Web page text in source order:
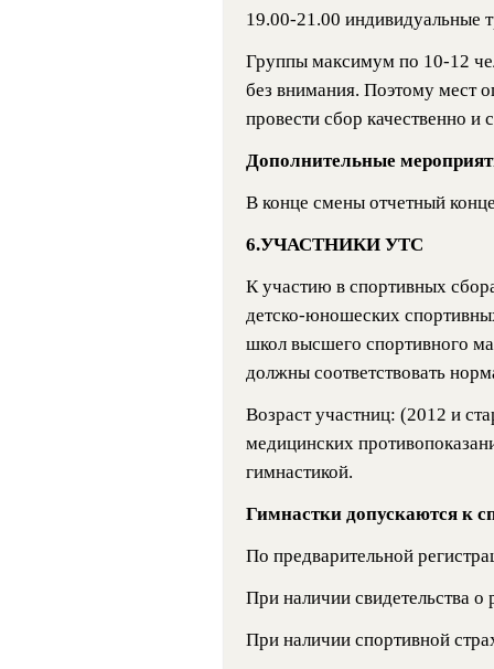
19.00-21.00 индивидуальные
Группы максимум по 10-12
без внимания. Поэтому мест
провести сбор качественно и
Дополнительные
В конце смены отчетный
6.УЧАСТНИКИ УТС
К участию в спортивных
детско-юношеских
школ высшего спортивного
должны соответствовать
Возраст участниц: (2012 и
медицинских
гимнастикой.
Гимнастки допускаются к
По предварительной
При наличии свидетельства
При наличии спортивной